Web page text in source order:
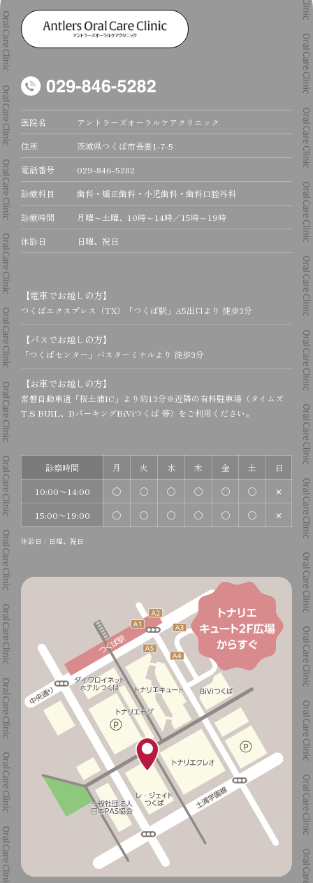
医院名
アントラーズオーラルケアクリニック
住所
茨城県つくば市吾妻1-7-5
電話番号
029-846-5282
診療科目
歯科・矯正歯科・小児歯科・歯科口腔外科
診療時間
月曜～土曜、10時～14時／15時～19時
休診日
日曜、祝日
【電車でお越しの方】
つくばエクスプレス（TX）「つくば駅」A5出口より 徒歩3分
【バスでお越しの方】
「つくばセンター」バスターミナルより 徒歩3分
【お車でお越しの方】
常磐自動車道「桜土浦IC」より約13分※近隣の有料駐車場（タイムズ
T.S BUIL、DパーキングBiViつくば 等）をご利用ください。
診察時間 月 火 水 木 金 土
日
10:00〜14:00
◯ ◯ ◯ ◯ ◯ ◯
✕
15:00〜19:00
◯ ◯ ◯ ◯ ◯ ◯ ✕
休診日：日曜、祝日